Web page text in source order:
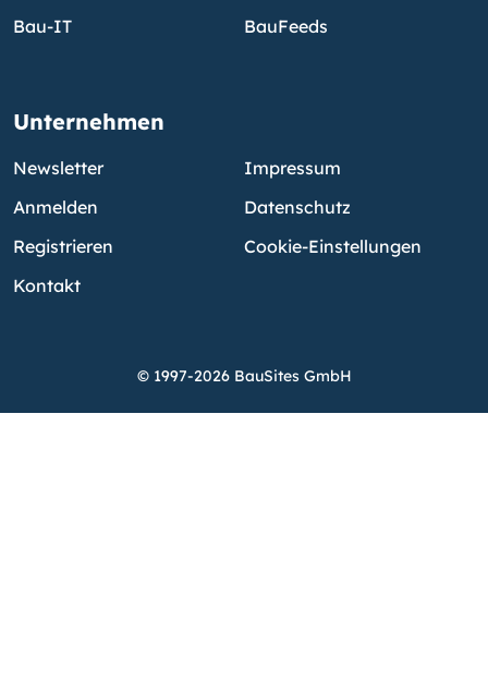
Bau-IT
BauFeeds
Unternehmen
Newsletter
Anmelden
Registrieren
Kontakt
Impressum
Datenschutz
Cookie-Einstellungen
© 1997-2026 BauSites GmbH